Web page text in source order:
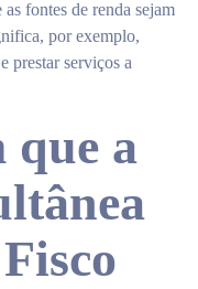
fontes de renda sejam
por exemplo,
prestar serviços a
que a